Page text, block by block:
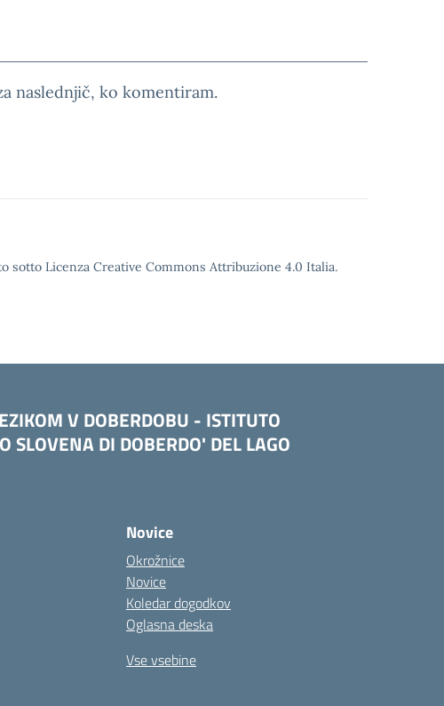
naslednjič, ko komentiram.
sotto Licenza Creative Commons Attribuzione 4.0 Italia.
V DOBERDOBU - ISTITUTO
SLOVENA DI DOBERDO' DEL LAGO
Novice
Okrožnice
Novice
Koledar dogodkov
Oglasna deska
Vse vsebine